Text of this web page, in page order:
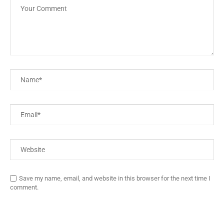
Save my name, email, and website in this browser for the next time I
comment.